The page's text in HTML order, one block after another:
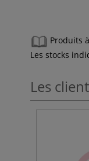
Produits
Les stocks
Les